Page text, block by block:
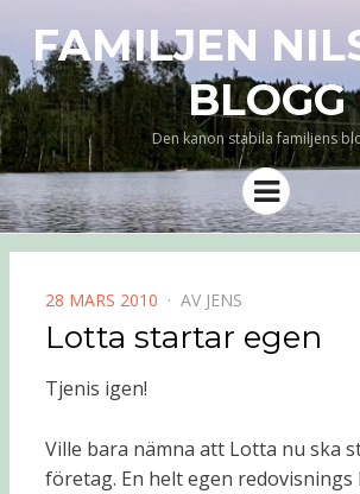
FAMILJEN
BLOGG
Den kanon stabila familjens
Meny
PUBLICERAD
DEN
28 MARS 2010 AV JENS
Lotta startar egen
Tjenis igen!
Ville bara nämna att Lotta nu ska
företag. En helt egen redovisnings